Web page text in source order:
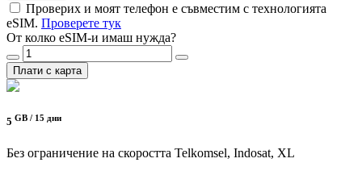
Проверих и моят телефон е съвместим с технологията
eSIM. Проверете тук
От колко eSIM-и имаш нужда?
Плати с карта
5 GB / 15 дни
Без ограничение на скоростта Telkomsel, Indosat, XL